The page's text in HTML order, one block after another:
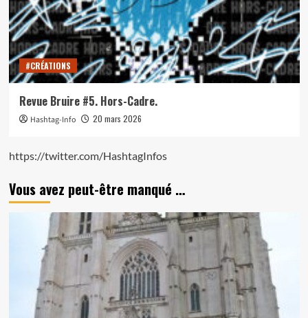
#CRÉATIONS
Revue Bruire #5. Hors-Cadre.
Hashtag-Info 20 mars 2026
https://twitter.com/HashtagInfos
Vous avez peut-être manqué …